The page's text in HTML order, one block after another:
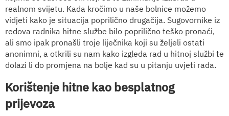
realnom svijetu. Kada kročimo u naše bolnice možemo
vidjeti kako je situacija poprilično drugačija. Sugovornike iz
redova radnika hitne službe bilo poprilično teško pronaći,
ali smo ipak pronašli troje liječnika koji su željeli ostati
anonimni, a otkrili su nam kako izgleda rad u hitnoj službi te
dolazi li do promjena na bolje kad su u pitanju uvjeti rada.
Korištenje hitne kao besplatnog
prijevoza